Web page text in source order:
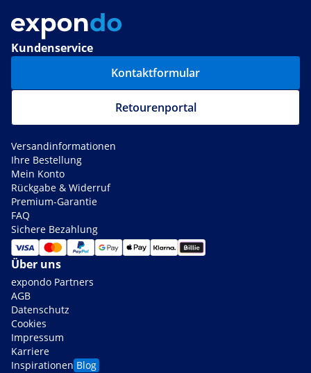
Kundenservice
Kontaktformular
Retourenportal
Versandinformationen
Ihre Bestellung
Mein Konto
Rückgabe & Widerruf
Premium-Garantie
FAQ
Sichere Bezahlung
Über uns
expondo Partners
AGB
Datenschutz
Cookies
Impressum
Karriere
Inspirationen Blog